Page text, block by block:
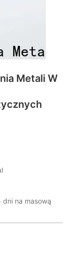
Metali W
na masową